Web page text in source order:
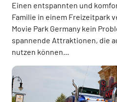
Einen entspannten und
Familie in einem Freizeitpark
Movie Park Germany kein
spannende Attraktionen, die
nutzen können...